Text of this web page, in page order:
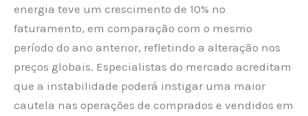
energia teve um crescimento de 10% no
faturamento, em comparação com o mesmo
período do ano anterior, refletindo a alteração nos
preços globais. Especialistas do mercado acreditam
que a instabilidade poderá instigar uma maior
cautela nas operações de comprados e vendidos em